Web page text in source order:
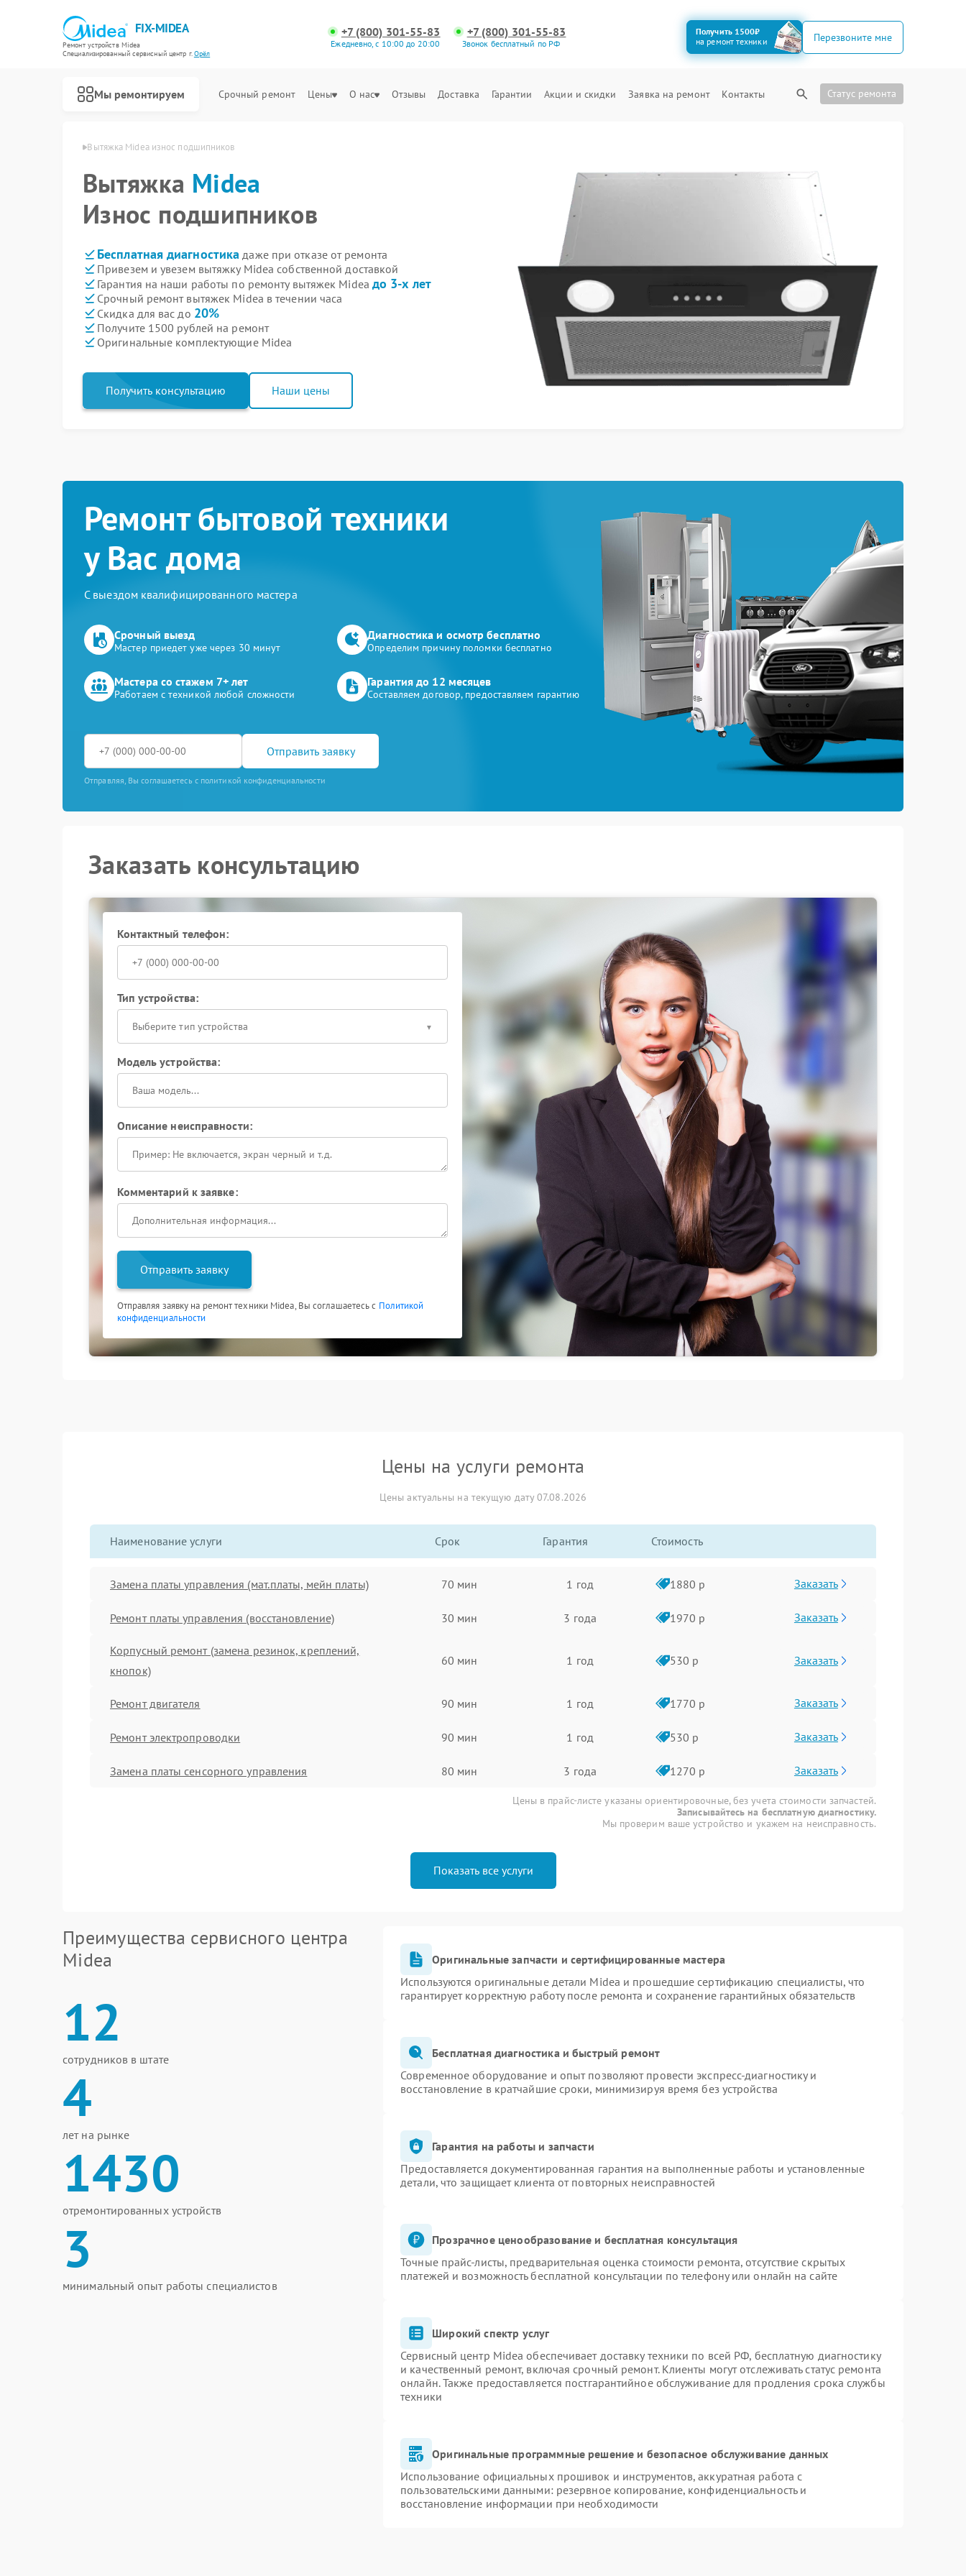
FIX-MIDEA
Ремонт устройств Midea
Специализированный cервисный центр г.Орёл
+7 (800) 301-55-83
Ежедневно, с 10:00 до 20:00
+7 (800) 301-55-83
Звонок бесплатный по РФ
Получить 1500₽
на ремонт техники
Перезвоните мне
Мы ремонтируем Срочный ремонт Цены О нас Отзывы Доставка Гарантии Акции и скидки Заявка на ремонт Контакты Статус ремонта
Midea в Орле Вытяжка Midea износ подшипников
Вытяжка Midea
Износ подшипников
Бесплатная диагностика даже при отказе от ремонта
Привезем и увезем вытяжку Midea собственной доставкой
Гарантия на наши работы по ремонту вытяжек Midea до 3-х лет
Срочный ремонт вытяжек Midea в течении часа
Скидка для вас до 20%
Получите 1500 рублей на ремонт
Оригинальные комплектующие Midea
Получить консультацию Наши цены
Ремонт бытовой техники
у Вас дома
С выездом квалифицированного мастера
Срочный выезд
Мастер приедет уже через 30 минут
Диагностика и осмотр бесплатно
Определим причину поломки бесплатно
Мастера со стажем 7+ лет
Работаем с техникой любой сложности
Гарантия до 12 месяцев
Составляем договор, предоставляем гарантию
Отправить заявку
Отправляя, Вы соглашаетесь с политикой конфиденциальности
Заказать консультацию
Контактный телефон:
Тип устройства:
Выберите тип устройства
Модель устройства:
Описание неисправности:
Комментарий к заявке:
Отправить заявку
Отправляя заявку на ремонт техники Midea, Вы соглашаетесь с Политикой
конфиденциальности
Цены на услуги ремонта
Цены актуальны на текущую дату 07.08.2026
Наименование услуги Срок Гарантия Стоимость
Замена платы управления (мат.платы, мейн платы) 70 мин 1 год 1880 р Заказать
Ремонт платы управления (восстановление) 30 мин 3 года 1970 р Заказать
Корпусный ремонт (замена резинок, креплений,
кнопок)
60 мин 1 год 530 р Заказать
Ремонт двигателя 90 мин 1 год 1770 р Заказать
Ремонт электропроводки 90 мин 1 год 530 р Заказать
Замена платы сенсорного управления 80 мин 3 года 1270 р Заказать
Цены в прайс-листе указаны ориентировочные, без учета стоимости запчастей.
Записывайтесь на бесплатную диагностику.
Мы проверим ваше устройство и укажем на неисправность.
Показать все услуги
Преимущества сервисного центра
Midea
12
сотрудников в штате
4
лет на рынке
1430
отремонтированных устройств
3
минимальный опыт работы специалистов
Оригинальные запчасти и сертифицированные мастера
Используются оригинальные детали Midea и прошедшие сертификацию специалисты, что
гарантирует корректную работу после ремонта и сохранение гарантийных обязательств
Бесплатная диагностика и быстрый ремонт
Современное оборудование и опыт позволяют провести экспресс-диагностику и
восстановление в кратчайшие сроки, минимизируя время без устройства
Гарантия на работы и запчасти
Предоставляется документированная гарантия на выполненные работы и установленные
детали, что защищает клиента от повторных неисправностей
Прозрачное ценообразование и бесплатная консультация
Точные прайс-листы, предварительная оценка стоимости ремонта, отсутствие скрытых
платежей и возможность бесплатной консультации по телефону или онлайн на сайте
Широкий спектр услуг
Сервисный центр Midea обеспечивает доставку техники по всей РФ, бесплатную диагностику
и качественный ремонт, включая срочный ремонт. Клиенты могут отслеживать статус ремонта
онлайн. Также предоставляется постгарантийное обслуживание для продления срока службы
техники
Оригинальные программные решение и безопасное обслуживание данных
Использование официальных прошивок и инструментов, аккуратная работа с
пользовательскими данными: резервное копирование, конфиденциальность и
восстановление информации при необходимости